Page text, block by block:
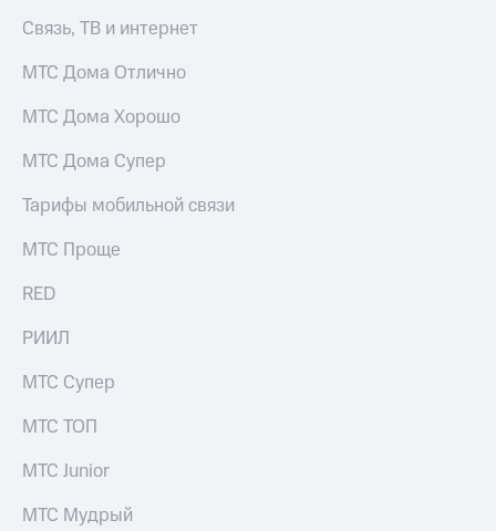
Связь, ТВ и интернет
МТС Дома Отлично
МТС Дома Хорошо
МТС Дома Супер
Тарифы мобильной связи
МТС Проще
RED
РИИЛ
МТС Супер
МТС ТОП
МТС Junior
МТС Мудрый